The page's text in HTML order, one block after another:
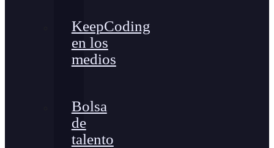
KeepCoding
en los
medios
Bolsa
de
talento